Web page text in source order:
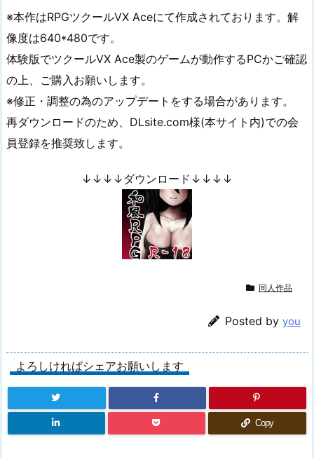
※本作はRPGツクールVX Aceにて作成されております。解
像度は640*480です。
体験版でツクールVX Ace製のゲームが動作するPCかご確認
の上、ご購入お願いします。
※修正・調整の為のアップデートをする場合があります。
再ダウンロードのため、DLsite.com様(本サイト内)での会
員登録を推奨致します。
↓↓↓↓ダウンロード↓↓↓↓
同人作品
Posted by you
よろしければシェアお願いします
Copy